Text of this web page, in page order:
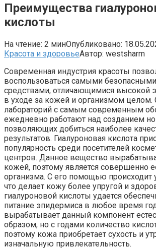
Преимущества
кислоты
На чтение: 2 минОпубликовано:
Красота и здоровьеАвтор: westsharm
Современная индустрия красоты
воспользоваться самыми
средствами, отличающимися высокой
в уходе за кожей и организмом целом.
лабораторий с самым современным
ежедневно работают над созданием
позволяющих добиться наиболее
результатов. Гиалуроновая кислота
популярность среди посетителей
центров. Данное вещество
кожей, поэтому является совершенно
организма. С его помощью происходит
что делает кожу более упругой и
гиалуроновой кислоты удается
питание эпидермиса в любое время
вырабатывает данный компонент
образом, но с годами количество
поэтому кожа приобретает сухость и
изначальную привлекательность.